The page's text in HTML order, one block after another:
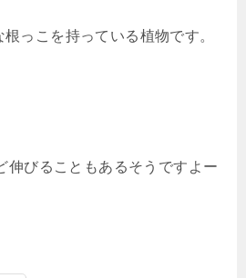
っこを持っている植物です。
伸びることもあるそうですよー